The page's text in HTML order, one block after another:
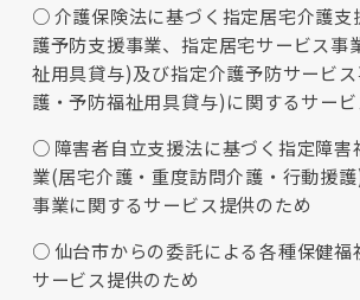
介護保険法に基づく指定居宅介護支
護予防支援事業、指定居宅サービス事
祉用具貸与)及び指定介護予防サービ
護・予防福祉用具貸与)に関するサー
障害者自立支援法に基づく指定障害
業(居宅介護・重度訪問介護・行動援
事業に関するサービス提供のため
仙台市からの委託による各種保健福
サービス提供のため